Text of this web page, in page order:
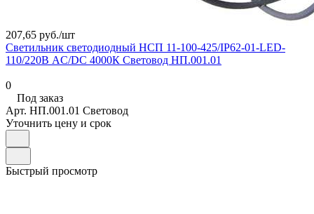
207,65 руб./шт
Светильник светодиодный НСП 11-100-425/IP62-01-LED-
110/220В AC/DC 4000К Световод НП.001.01
0
Под заказ
Арт. НП.001.01 Световод
Уточнить цену и срок
Быстрый просмотр